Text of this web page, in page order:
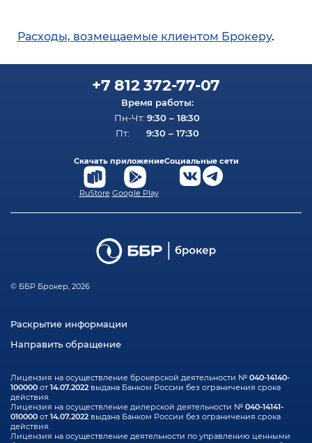
Расходы, возмещаемые клиентом Брокеру.
+7 812 372-77-07
Время работы:
Пн-Чт: 9:30 – 18:30
Пт: 9:30 – 17:30
Скачать приложение
RuStore Google Play
Социальные сети
© ББР Брокер, 2026
Лицензия на осуществление брокерской деятельности № 040-14140-
100000от14.07.2022выдана Банком России без ограничения срока
действия.
Лицензия на осуществление дилерской деятельности № 040-14141-
010000от14.07.2022выдана Банком России без ограничения срока
действия.
Лицензия на осуществление деятельности по управлению ценными
Раскрытие информации
Направить обращение